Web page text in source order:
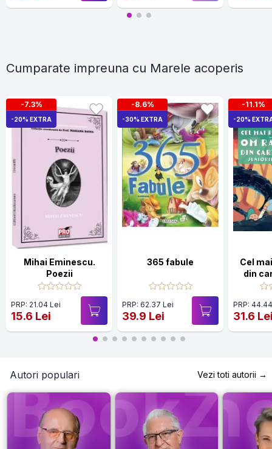
Cumparate impreuna cu Marele acoperis
-7.3%
-20% EXTRA
Mihai Eminescu.
Poezii
PRP: 21.04 Lei
15.6 Lei
-8.6%
-30% EXTRA
365 fabule
PRP: 62.37 Lei
39.9 Lei
-11.1%
-20%
Cel
din
PRP:
31.6
Autori populari Vezi toti autorii →